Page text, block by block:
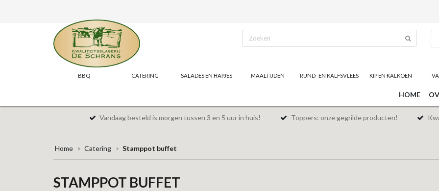
BBQ CATERING SALADES EN HAPJES MAALTIJDEN RUND- EN KALFSVLEES KIP EN KALKOEN
HOME
Vandaag besteld is morgen tussen 3 en 5 uur in huis! Toppers: onze gegrilde producten!
Home Catering Stamppot buffet
STAMPPOT BUFFET